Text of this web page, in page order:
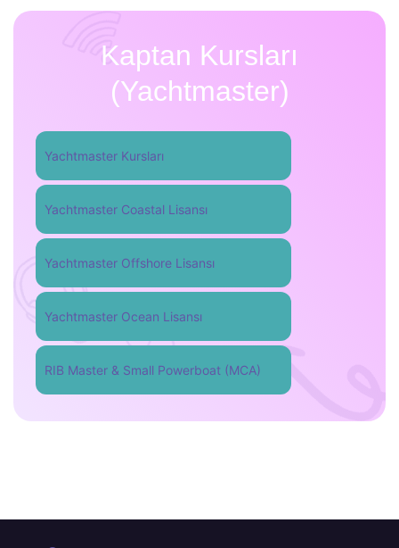
Kaptan Kursları
(Yachtmaster)
Yachtmaster Kursları
Yachtmaster Coastal Lisansı
Yachtmaster Offshore Lisansı
Yachtmaster Ocean Lisansı
RIB Master & Small Powerboat (MCA)